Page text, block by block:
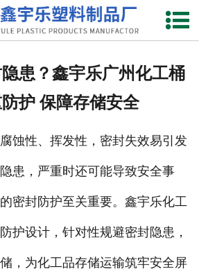
网站首页
联系我们
患？鑫宇乐广州化工桶
护 保障存储安全
性、挥发性，密封失效易引发
患，严重时还可能导致安全事
密封防护至关重要。鑫宇乐化工
护设计，针对性规避密封隐患，
，为化工品存储运输筑牢安全屏